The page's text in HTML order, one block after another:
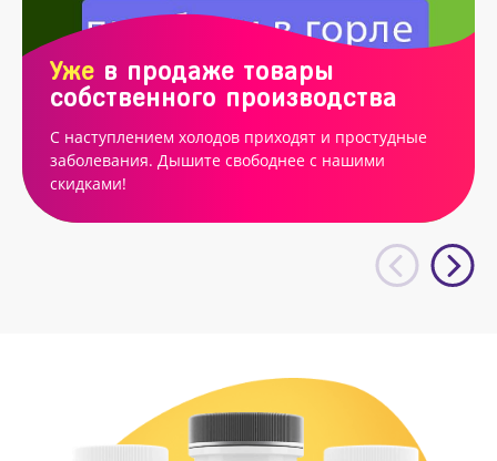
Уже в продаже товары
собственного производства
С наступлением холодов приходят и простудные
заболевания. Дышите свободнее с нашими
скидками!